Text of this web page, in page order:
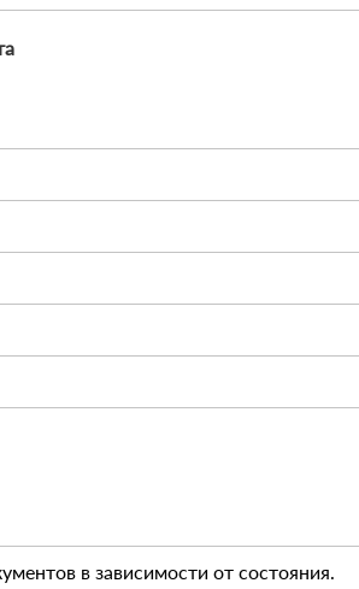
в зависимости от состояния.